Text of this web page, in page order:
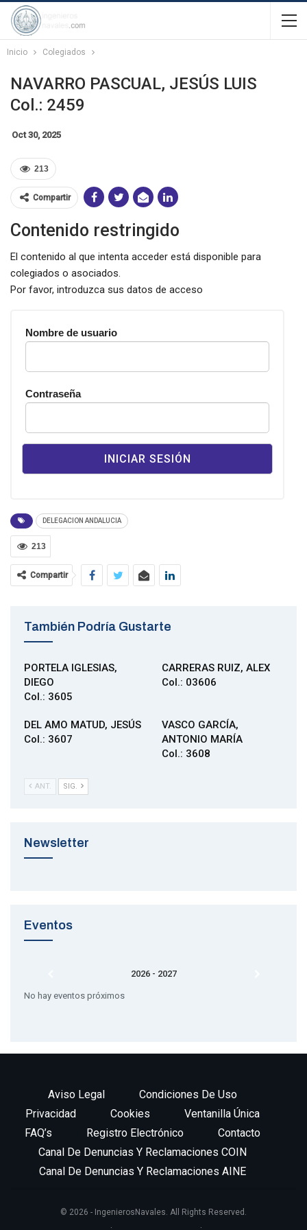
Inicio Colegiados
NAVARRO PASCUAL, JESÚS LUIS
Col.: 2459
Oct 30, 2025
213
Compartir
Contenido restringido
El contenido al que intenta acceder está disponible para
colegiados o asociados.
Por favor, introduzca sus datos de acceso
Nombre de usuario
Contraseña
DELEGACION ANDALUCIA
213
Compartir
También Podría Gustarte
PORTELA IGLESIAS,
DIEGO
Col.: 3605
CARRERAS RUIZ, ALEX
Col.: 03606
DEL AMO MATUD, JESÚS
Col.: 3607
VASCO GARCÍA,
ANTONIO MARÍA
Col.: 3608
ANT. SIG.
Newsletter
Eventos
2026 - 2027
No hay eventos próximos
Aviso Legal
Condiciones De Uso
Privacidad
Cookies
Ventanilla Única
FAQ’s
Registro Electrónico
Contacto
Canal De Denuncias Y Reclamaciones COIN
Canal De Denuncias Y Reclamaciones AINE
© 2026 - IngenierosNavales. All Rights Reserved.